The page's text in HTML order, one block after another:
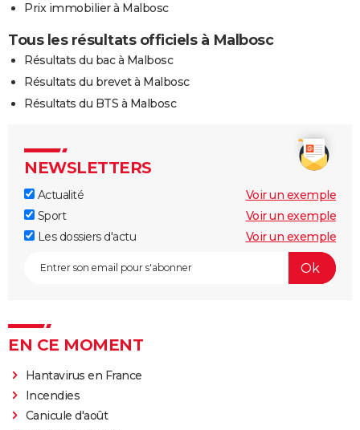
Prix immobilier à Malbosc
Tous les résultats officiels à Malbosc
Résultats du bac à Malbosc
Résultats du brevet à Malbosc
Résultats du BTS à Malbosc
NEWSLETTERS
Actualité
Voir un exemple
Sport
Voir un exemple
Les dossiers d'actu
Voir un exemple
EN CE MOMENT
Hantavirus en France
Incendies
Canicule d'août